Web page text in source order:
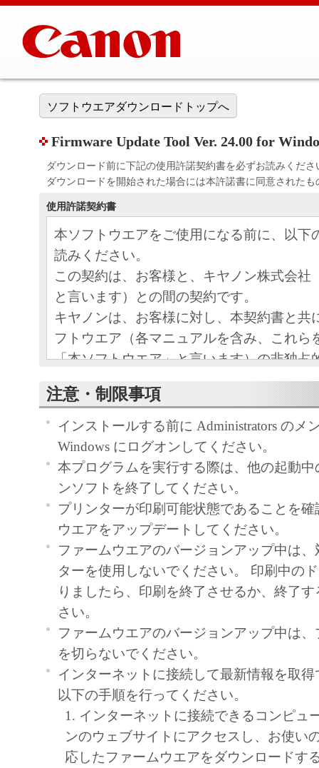
ソフトウエアダウンロードトップへ
Firmware Update Tool Ver. 24.00 for
ダウンロード前に下記の使用許諾契約書を必ずお読みくださ
ダウンロードを開始された場合には本許諾書に同意された
使用許諾契約書
本ソフトウエアをご使用になる前に、以下
読みください。
この契約は、お客様と、キヤノン株式会社
と言います）との間の契約です。
キヤノンは、お客様に対し、本契約書と共
フトウエア（各マニュアルを含み、これら
「本ソフトウエア」と言います）の非独占
条項に基づき許諾し、お客様も下記条項に
ものとします。
お客様は、「本ソフトウエア」のインスト
この契約に同意したことになります。
お客様がこの契約に同意できない場合には
ストールされず、直ちに「本ソフトウエア
さい。
１．使用許諾
(1) お客様は、「本ソフトウエア」を、キ
ェットプリンタ（以下「プリンタ」と言い
たはネットワークを通じ接続される複数の
それぞれにおいて使用（「使用」とは、「
ア」をコンピュータの記憶媒体上にインス
と、またはコンピュータにおいて表示する
すること、読み出すこと、もしくは実行す
も含むものとします）することができます
た、お客様が「プリンタ」を使用すること
様のイントラネット内のユーザ（以下「指
注意・制限事項
インストールする前に Administrators のメ
Windows にログオンしてください。
本プログラムを実行する際は、他の起動
ンソフトを終了してください。
プリンターが印刷可能状態であることを
ウエアをアップデートしてください。
ファームウエアのバージョンアップ中は
ターを使用しないでください。 印刷中の
りましたら、印刷を終了させるか、終了
さい。
ファームウエアのバージョンアップ中は
を切らないでください。
インターネットに接続して最新情報を取
以下の手順を行ってください。
1. インターネットに接続できるコンピュ
ンのウェブサイトにアクセスし、お使い
応したファームウエアをダウンロードす